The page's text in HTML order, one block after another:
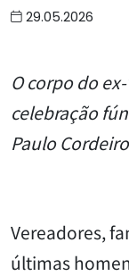
29.05.2026
O corpo do
celebração
Paulo Cordeiro
Vereadores,
últimas